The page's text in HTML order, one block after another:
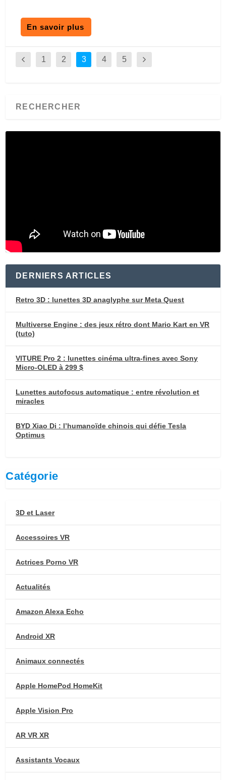
En savoir plus
1 2 3 4 5
DERNIERS ARTICLES
Retro 3D : lunettes 3D anaglyphe sur Meta Quest
Multiverse Engine : des jeux rétro dont Mario Kart en VR
(tuto)
VITURE Pro 2 : lunettes cinéma ultra-fines avec Sony
Micro-OLED à 299 $
Lunettes autofocus automatique : entre révolution et
miracles
BYD Xiao Di : l’humanoïde chinois qui défie Tesla
Optimus
Catégorie
3D et Laser
Accessoires VR
Actrices Porno VR
Actualités
Amazon Alexa Echo
Android XR
Animaux connectés
Apple HomePod HomeKit
Apple Vision Pro
AR VR XR
Assistants Vocaux